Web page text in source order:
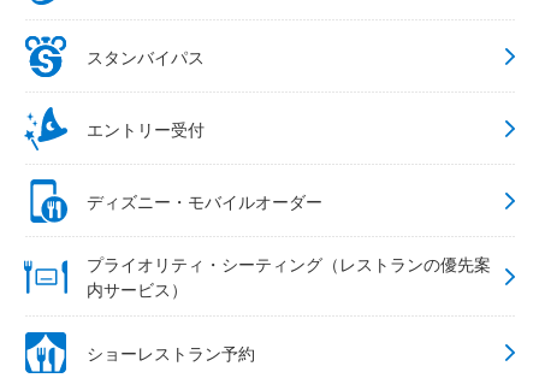
スタンバイパス
エントリー受付
ディズニー・モバイルオーダー
プライオリティ・シーティング（レストランの優先案
内サービス）
ショーレストラン予約